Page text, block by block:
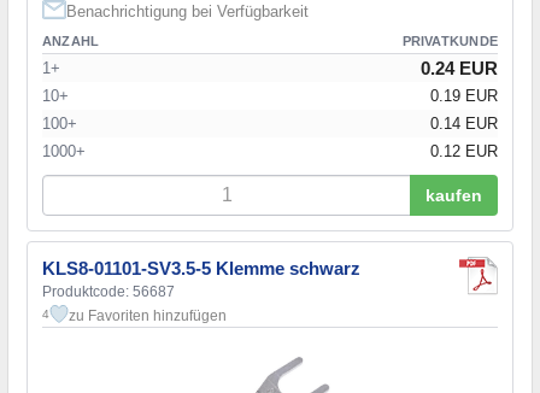
Benachrichtigung bei Verfügbarkeit
ANZAHL PRIVATKUNDE
1+ 0.24 EUR
10+
0.19 EUR
100+
0.14 EUR
1000+
0.12 EUR
kaufen
KLS8-01101-SV3.5-5 Klemme schwarz
Produktcode: 56687
4 zu Favoriten hinzufügen